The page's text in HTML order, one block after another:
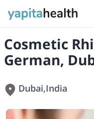
Cosmetic
German,
Dubai,India